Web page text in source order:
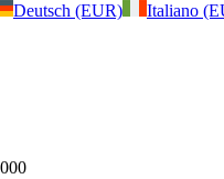
Deutsch (EUR) Italiano